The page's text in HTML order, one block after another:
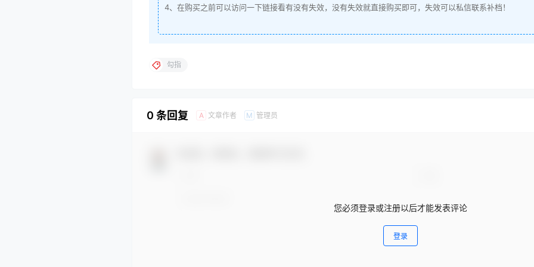
4、在购买之前可以访问一下链接看有没有失效，没有失效就直接购买即可，失效可以私信联系补档！
勾指
0 条回复 A 文章作者 M 管理员
您必须登录或注册以后才能发表评论
登录